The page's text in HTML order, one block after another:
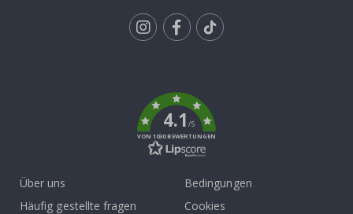
4.1/5
VON 1030 BEWERTUNGEN
Über uns
Häufig gestellte fragen
Bedingungen
Cookies